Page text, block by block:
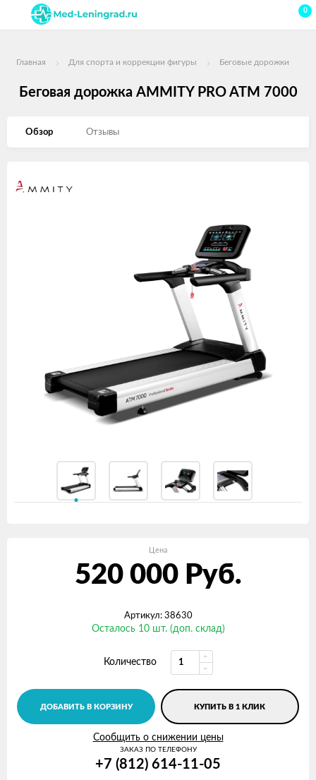
0
Главная Для спорта и коррекции фигуры Беговые дорожки
Беговая дорожка AMMITY PRO ATM 7000
Обзор Отзывы
Цена
520 000 Руб.
Артикул: 38630
Осталось 10 шт. (доп. склад)
Количество
ДОБАВИТЬ В КОРЗИНУ КУПИТЬ В 1 КЛИК
Сообщить о снижении цены
ЗАКАЗ ПО ТЕЛЕФОНУ
+7 (812) 614-11-05